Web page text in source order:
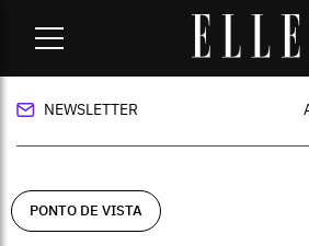
Olimpíada
ídolos no esporte quem ignora as
NEWSLETTER
PONTO DE VISTA